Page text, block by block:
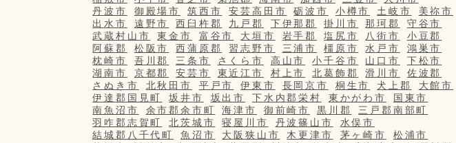
丹波市
御殿場市 筑西市 安芸高田市 砺波市 小樽市 土岐市
美祢市
出水市
遠野市 西臼杵郡 九戸郡 下伊那郡 掛川市 那珂郡
守谷市
武蔵村山市
東金市 富谷市 大垣市 岩手郡 塩尻市 八街市
小豆郡
阿蘇郡
松阪市 西蒲原郡 習志野市 三浦市 橿原市 水戸市
鴻巣市
枕崎市
吾川郡 三条市 さくら市 高山市 小千谷市 山口市
下松市
湖南市
京都郡 安芸市 東近江市 村上市 北葛飾郡 滑川市
佐波郡
さぬき市
北秋田市 平戸市 伊東市 長岡京市 桐生市 犬上郡
大館市
伊達郡国見町
坂井市 坂出市 下水内郡栄村 東かがわ市
国東市
南魚沼市
余市郡余市町 海津市 御前崎市 黒川郡
三戸郡南部町
羽咋郡志賀町
北茨城市 寝屋川市 丹波篠山市
水俣市
結城郡八千代町
魚沼市 大阪狭山市 木更津市 茅ヶ崎市
松浦市